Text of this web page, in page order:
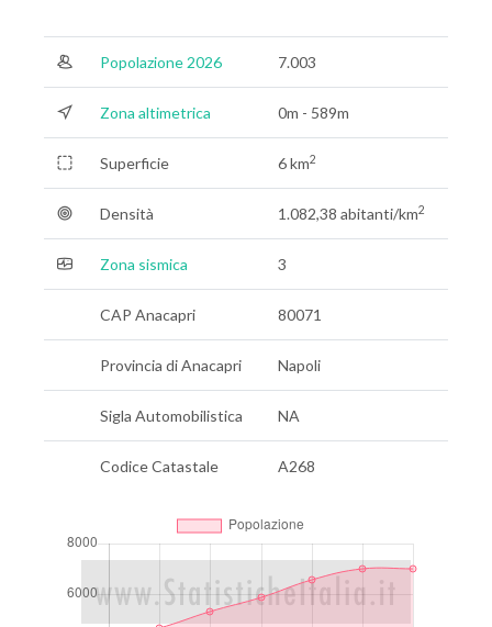
Popolazione 2026 7.003
Zona altimetrica 0m - 589m
Superficie 6 km2
Densità 1.082,38 abitanti/km2
Zona sismica 3
CAP Anacapri 80071
Provincia di Anacapri Napoli
Sigla Automobilistica NA
Codice Catastale A268